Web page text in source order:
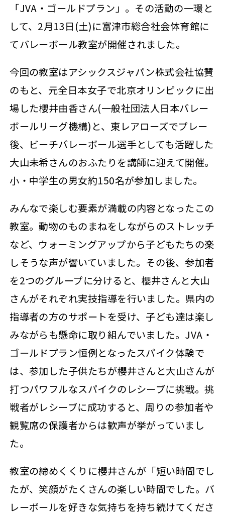
「JVA・ゴールドプラン」。その活動の一環と
して、2月13日(土)に富津市総合社会体育館に
てバレーボール教室が開催されました。
今回の教室はアシックスジャパン株式会社協賛
のもと、元全日本女子で北京オリンピックに出
場した櫻井由香さん(一般社団法人日本バレー
ボールリーグ機構)と、東レアローズでプレー
後、ビーチバレーボール選手としても活躍した
大山未希さんのおふたりを講師に迎えて開催。
小・中学生の男女約150名が参加しました。
みんなで楽しむ要素が満載の内容となったこの
教室。動物のものまねをしながらのストレッチ
など、ウォーミングアップから子どもたちの楽
しそうな声が響いていました。その後、参加者
を2つのグループに分けると、櫻井さんと大山
さんがそれぞれ実技指導を行いました。県内の
指導者の方のサポートを受け、子ども達は楽し
みながらも懸命に取り組んでいました。JVA・
ゴールドプラン恒例となったスパイク体験で
は、参加した子供たちが櫻井さんと大山さんが
打つパワフルなスパイクのレシーブに挑戦。挑
戦者がレシーブに成功すると、周りの参加者や
観覧席の保護者からは歓声が挙がっていまし
た。
教室の締めくくりに櫻井さんが「短い時間でし
たが、笑顔がたくさんの楽しい時間でした。バ
レーボールを好きな気持ちを持ち続けてくださ